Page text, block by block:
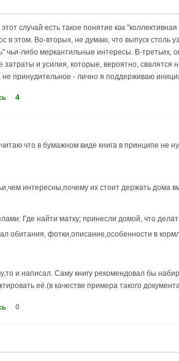
случай есть такое понятие как
в этом. Во-вторых, не думаю, что выпуск столь
либо меркантильные интересы. В-третьих,
затраты и усилия, которые, вероятно,
принудительное - лично я поддерживаю
4
что в бумажном виде книга в принципе не
интересны,почему их стоит держать дома
Где найти матку; принесли домой, что
обитания, фотки,описание,особенности в
и написал. Саму книгу рекомендовал бы
её.(в качестве примера такого
0